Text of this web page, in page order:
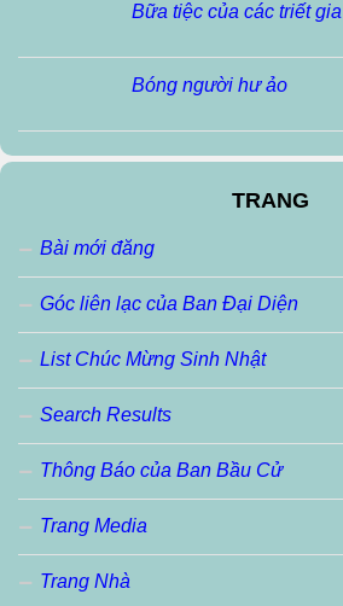
Bữa tiệc của các triết gia
Bóng người hư ảo
TRANG
Bài mới đăng
Góc liên lạc của Ban Đại Diện
List Chúc Mừng Sinh Nhật
Search Results
Thông Báo của Ban Bầu Cử
Trang Media
Trang Nhà